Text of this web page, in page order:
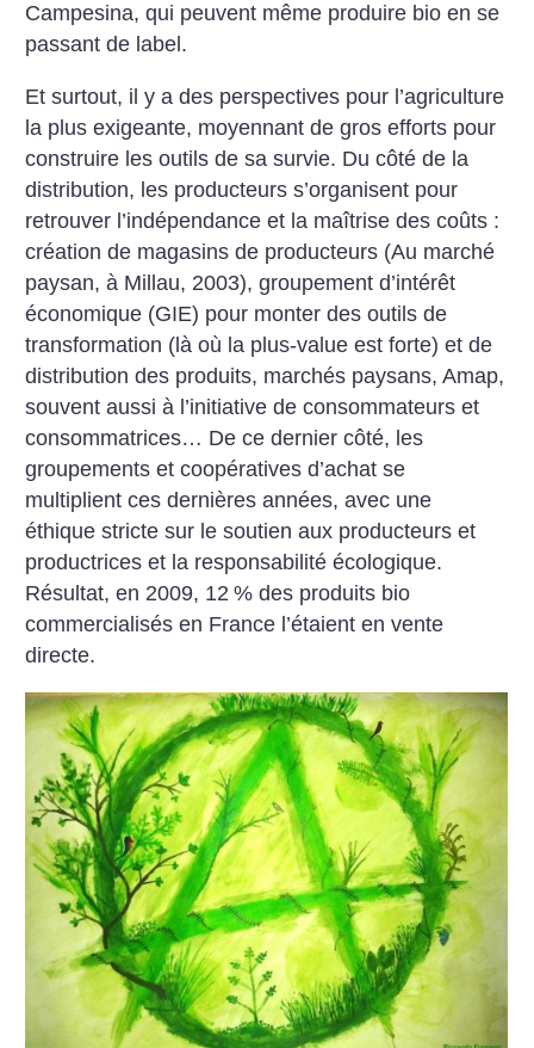
Campesina, qui peuvent même produire bio en se
passant de label.
Et surtout, il y a des perspectives pour l’agriculture
la plus exigeante, moyennant de gros efforts pour
construire les outils de sa survie. Du côté de la
distribution, les producteurs s’organisent pour
retrouver l’indépendance et la maîtrise des coûts :
création de magasins de producteurs (Au marché
paysan, à Millau, 2003), groupement d’intérêt
économique (GIE) pour monter des outils de
transformation (là où la plus-value est forte) et de
distribution des produits, marchés paysans, Amap,
souvent aussi à l’initiative de consommateurs et
consommatrices… De ce dernier côté, les
groupements et coopératives d’achat se
multiplient ces dernières années, avec une
éthique stricte sur le soutien aux producteurs et
productrices et la responsabilité écologique.
Résultat, en 2009, 12 % des produits bio
commercialisés en France l’étaient en vente
directe.